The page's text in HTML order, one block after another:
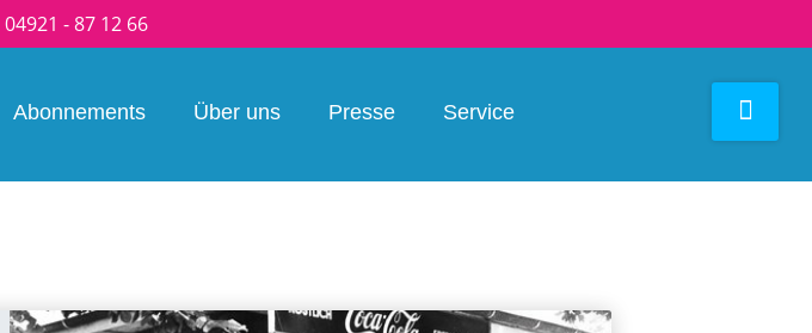
04921 - 87 12 66
Abonnements Über uns Presse Service